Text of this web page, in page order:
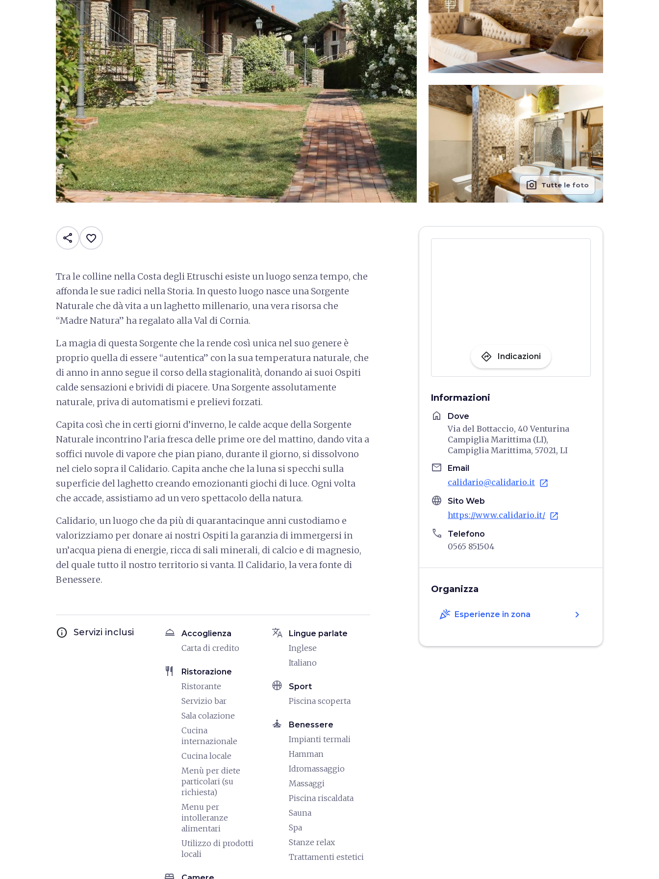
photo_camera Tutte le foto
share favorite_border
Tra le colline nella Costa degli Etruschi esiste un luogo senza tempo, che
affonda le sue radici nella Storia. In questo luogo nasce una Sorgente
Naturale che dà vita a un laghetto millenario, una vera risorsa che
“Madre Natura” ha regalato alla Val di Cornia.
La magia di questa Sorgente che la rende così unica nel suo genere è
proprio quella di essere “autentica” con la sua temperatura naturale, che
di anno in anno segue il corso della stagionalità, donando ai suoi Ospiti
calde sensazioni e brividi di piacere. Una Sorgente assolutamente
naturale, priva di automatismi e prelievi forzati.
Capita così che in certi giorni d’inverno, le calde acque della Sorgente
Naturale incontrino l’aria fresca delle prime ore del mattino, dando vita a
soffici nuvole di vapore che pian piano, durante il giorno, si dissolvono
nel cielo sopra il Calidario. Capita anche che la luna si specchi sulla
superficie del laghetto creando emozionanti giochi di luce. Ogni volta
che accade, assistiamo ad un vero spettacolo della natura.
Calidario, un luogo che da più di quarantacinque anni custodiamo e
valorizziamo per donare ai nostri Ospiti la garanzia di immergersi in
un’acqua piena di energie, ricca di sali minerali, di calcio e di magnesio,
del quale tutto il nostro territorio si vanta. Il Calidario, la vera fonte di
Benessere.
info Servizi inclusi room_service Accoglienza
Carta di credito
restaurant Ristorazione
Ristorante
Servizio bar
Sala colazione
Cucina
internazionale
Cucina locale
Menù per diete
particolari (su
richiesta)
Menu per
intolleranze
alimentari
Utilizzo di prodotti
locali
translate Lingue parlate
Inglese
Italiano
sports_basketball Sport
Piscina scoperta
self_improvement Benessere
Impianti termali
Hamman
Idromassaggio
Massaggi
Piscina riscaldata
Sauna
Spa
Stanze relax
Trattamenti estetici
directions Indicazioni
Informazioni
home Dove
Via del Bottaccio, 40 Venturina
Campiglia Marittima (LI),
Campiglia Marittima, 57021, LI
email Email
calidario@calidario.it open_in_new
language Sito Web
https://www.calidario.it/ open_in_new
phone Telefono
0565 851504
Organizza
celebration Esperienze in zona chevron_right